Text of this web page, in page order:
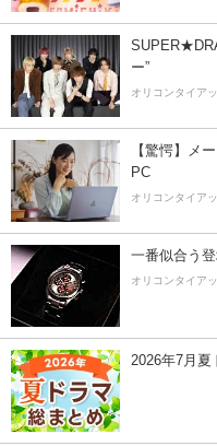
ー”
オリコンタイア
【驚愕】メ
PC
オリコンタイア
一番似合う
オリコンタイア
2026年7月夏